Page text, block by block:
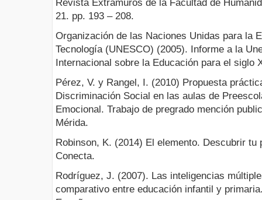
Revista Extramuros de la Facultad de
21. pp. 193 – 208.
Organización de las Naciones Unidas para la
Tecnología (UNESCO) (2005). Informe a la
Internacional sobre la Educación para el siglo
Pérez, V. y Rangel, I. (2010) Propuesta
Discriminación Social en las aulas de
Emocional. Trabajo de pregrado mención
Mérida.
Robinson, K. (2014) El elemento. Descubrir
Conecta.
Rodríguez, J. (2007). Las inteligencias
comparativo entre educación infantil y